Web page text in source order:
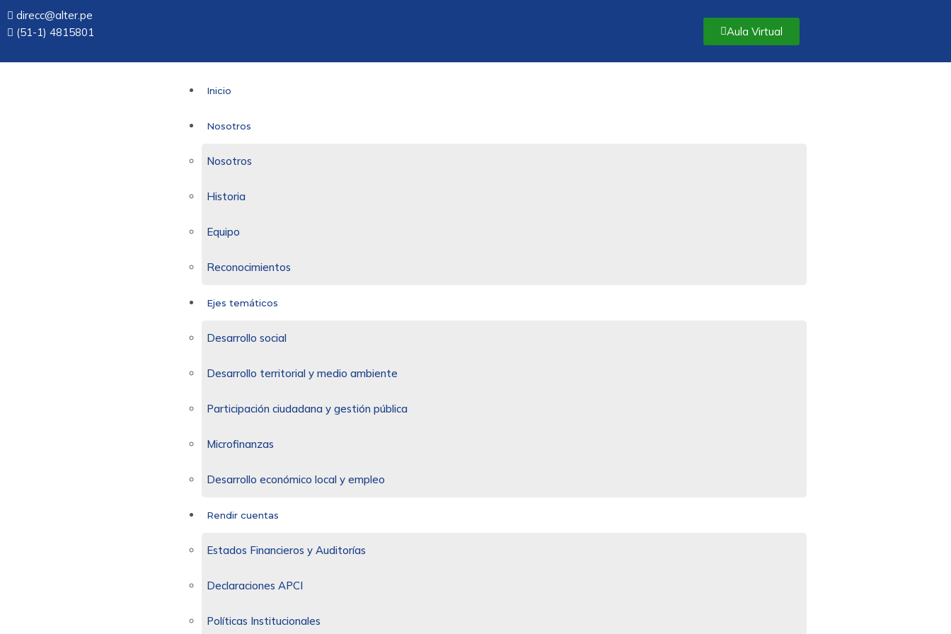
direcc@alter.pe
(51-1) 4815801
Aula Virtual
Inicio
Nosotros
Nosotros
Historia
Equipo
Reconocimientos
Ejes temáticos
Desarrollo social
Desarrollo territorial y medio ambiente
Participación ciudadana y gestión pública
Microfinanzas
Desarrollo económico local y empleo
Rendir cuentas
Estados Financieros y Auditorías
Declaraciones APCI
Políticas Institucionales